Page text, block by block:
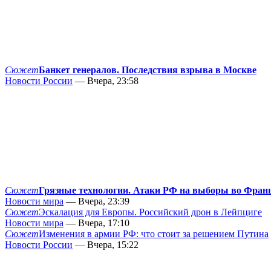
СюжетБанкет генералов. Последствия взрыва в Москве
Новости России — Вчера, 23:58
СюжетГрязные технологии. Атаки РФ на выборы во
Новости мира — Вчера, 23:39
СюжетЭскалация для Европы. Российский дрон в Лейпциге
Новости мира — Вчера, 17:10
СюжетИзменения в армии РФ: что стоит за решением Путина
Новости России — Вчера, 15:22